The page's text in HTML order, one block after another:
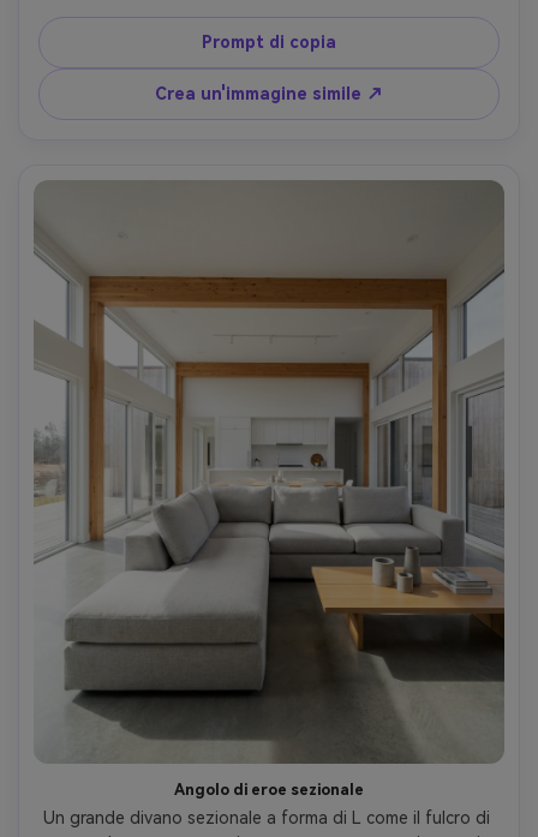
scattato su Fujifilm X-T5 con obiettivo da 23 mm, f/4,
foto d'interno fotorealistica, aspetto film leggermente
opaco, trame organiche enfatizzate-AR 4:5
Prompt di copia
Crea un'immagine simile ↗
Angolo di eroe sezionale
Un grande divano sezionale a forma di L come il fulcro di